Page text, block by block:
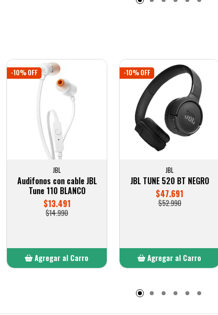
-10% OFF
JBL
Audifonos con cable JBL
Tune 110 BLANCO
$13.491
$14.990
Agregar al Carro
-10% OFF
JBL
JBL TUNE 520 BT NEGRO
$47.691
$52.990
Agregar al Carro